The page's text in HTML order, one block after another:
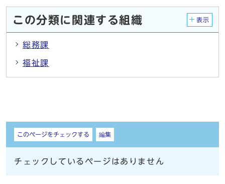
この分類に関連する組織 表示
総務課
福祉課
しおり
このページをチェックする 編集
チェックしているページはありません